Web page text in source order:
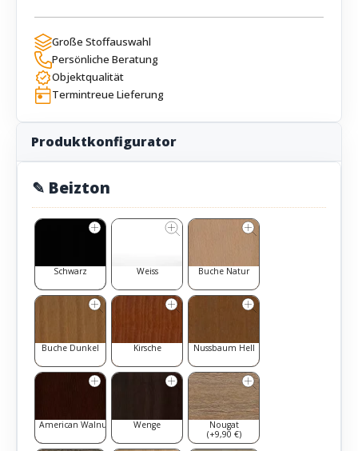
Große Stoffauswahl
Persönliche Beratung
Objektqualität
Termintreue Lieferung
Produktkonfigurator
✎ Beizton
Schwarz Weiss Buche Natur
Buche Dunkel Kirsche Nussbaum Hell
American Walnut Wenge
Nougat
(+9,90 €)